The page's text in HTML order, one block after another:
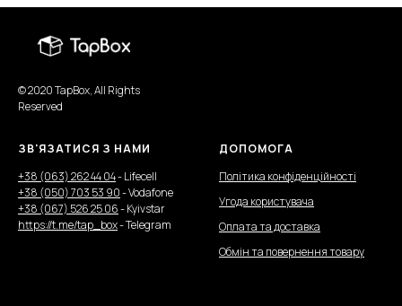
© 2020 TapBox, All Rights
Reserved
ЗВ'ЯЗАТИСЯ З НАМИ
+38 (063) 262 44 04- Lifecell
+38 (050) 703 53 90- Vodafone
+38 (067) 526 25 06- Kyivstar
https://t.me/tap_box- Telegram
ДОПОМОГА
Політика конфіденційності
Угода користувача
Оплата та доставка
Обмін та повернення товару